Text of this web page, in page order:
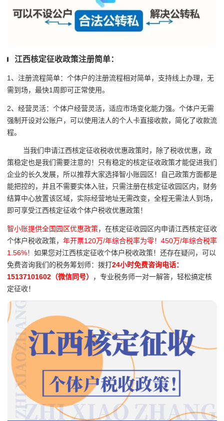
江西核定征收政策注册简单：
1、注册流程简单：个体户的注册流程相对简单，支持线上办理，无
需到场，最快1周即可正常使用。
2、经营灵活：个体户经营灵活，适应市场变化能力强。个体户无需
强制开设对公账户，可以使用法人的个人卡直接收款，简化了收款流
程。
当我们申请江西核定征收税收优惠政策时，除了税收优惠，政
策稳定也是我们需要注意的！只有稳定的核定征收政策才能促进我们
企业的长久发展，所以推荐大家选择智小账园区！自己政策方面都是
能把控的，并且不需要实体入驻，只需注册在核定征收园区内，财务
结算中心放置该区域，实际经营地址无需改变，全程无需法人到场，
即可享受江西核定征收个体户税收优惠政策！
智小账提供全国园区优惠政策，在核定征收园区内申请江西核定征收
个体户税收政策， 年开票120万/年综合税率为零！450万/年综合税率
1.56%！ 如果您对江西核定征收个体户税收政策！还存在疑问，可以
免费咨询我们的税务筹划师：拨打24小时免费咨询电话：
15137101602（微信同号）
，专业税务师一对一解答，轻松搞定核
定征收！